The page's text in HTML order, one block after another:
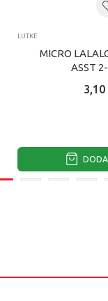
LUTKE
MICRO
ASST
3,10